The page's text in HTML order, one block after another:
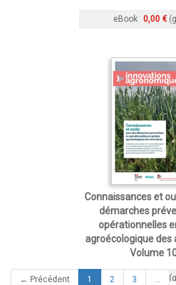
eBook 0,00 €
Connaissances et
démarches
opérationnelles
agroécologique des
Volume
eBook
← Précédent 1 (current)
2 3
…